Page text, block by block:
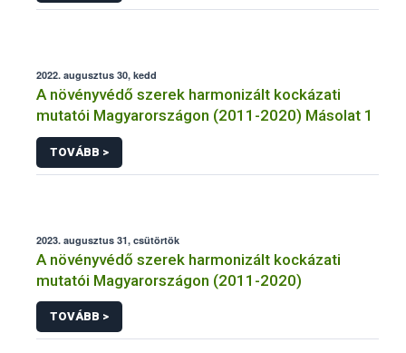
2022. augusztus 30, kedd
A növényvédő szerek harmonizált kockázati
mutatói Magyarországon (2011-2020) Másolat 1
TOVÁBB >
2023. augusztus 31, csütörtök
A növényvédő szerek harmonizált kockázati
mutatói Magyarországon (2011-2020)
TOVÁBB >